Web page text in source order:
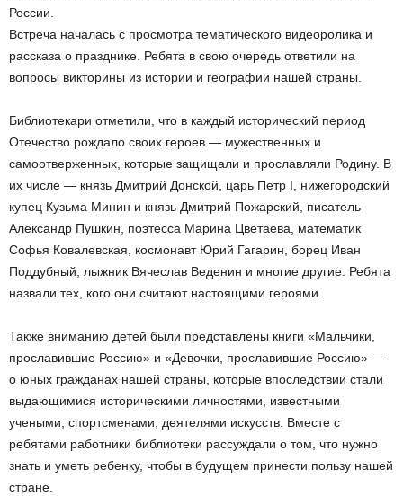
России.
Встреча началась с просмотра тематического видеоролика и
рассказа о празднике. Ребята в свою очередь ответили на
вопросы викторины из истории и географии нашей страны.
Библиотекари отметили, что в каждый исторический период
Отечество рождало своих героев — мужественных и
самоотверженных, которые защищали и прославляли Родину. В
их числе — князь Дмитрий Донской, царь Петр I, нижегородский
купец Кузьма Минин и князь Дмитрий Пожарский, писатель
Александр Пушкин, поэтесса Марина Цветаева, математик
Софья Ковалевская, космонавт Юрий Гагарин, борец Иван
Поддубный, лыжник Вячеслав Веденин и многие другие. Ребята
назвали тех, кого они считают настоящими героями.
Также вниманию детей были представлены книги «Мальчики,
прославившие Россию» и «Девочки, прославившие Россию» —
о юных гражданах нашей страны, которые впоследствии стали
выдающимися историческими личностями, известными
учеными, спортсменами, деятелями искусств. Вместе с
ребятами работники библиотеки рассуждали о том, что нужно
знать и уметь ребенку, чтобы в будущем принести пользу нашей
стране.